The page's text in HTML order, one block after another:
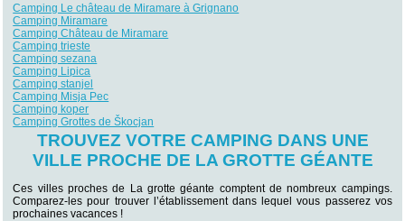
Camping Le château de Miramare à Grignano
Camping Miramare
Camping Château de Miramare
Camping trieste
Camping sezana
Camping Lipica
Camping stanjel
Camping Misja Pec
Camping koper
Camping Grottes de Škocjan
TROUVEZ VOTRE CAMPING DANS UNE
VILLE PROCHE DE LA GROTTE GÉANTE
Ces villes proches de La grotte géante comptent de nombreux campings.
Comparez-les pour trouver l’établissement dans lequel vous passerez vos
prochaines vacances !